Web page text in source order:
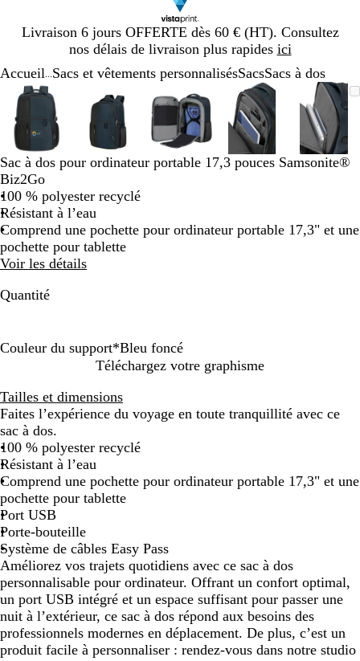
Livraison 6 jours OFFERTE dès 60 € (HT). Consultez
nos délais de livraison plus rapides ici
Diapositive
1
Accueil Sacs et vêtements personnalisésSacsSacs à dos
Image
zoomable
Zoom
minimum
Cliquez
pour
développer
Utilisez
touches
plus
et
moins
pour
zoomer
et
les
touches
fléchées
pour
zoomable
au
minimum
pour
développer
les
touches
plus
et
pour
zoomer
et
les
Image
zoomable
Zoom
au
minimum
Cliquez
pour
développer
Utilisez
les
touches
plus
et
et
Image
zoomable
Zoom
au
minimum
Cliquez
pour
développer
Utilisez
les
touches
plus
et
et
Image
Zoom
au
pour
les
plus
et
et
Diapositive
sur
Sac à dos pour ordinateur portable 17,3 pouces Samsonite®
Biz2Go
100 % polyester recyclé
Résistant à l’eau
Comprend une pochette pour ordinateur portable 17,3" et une
pochette pour tablette
Voir les détails
Quantité
Couleur du support*Bleu foncé
i
r
e
u
f
o
n
c
é
Téléchargez votre graphisme
Tailles et dimensions
Faites l’expérience du voyage en toute tranquillité avec ce
sac à dos.
100 % polyester recyclé
Résistant à l’eau
Comprend une pochette pour ordinateur portable 17,3" et une
pochette pour tablette
Port USB
Porte-bouteille
Système de câbles Easy Pass
Améliorez vos trajets quotidiens avec ce sac à dos
personnalisable pour ordinateur. Offrant un confort optimal,
un port USB intégré et un espace suffisant pour passer une
nuit à l’extérieur, ce sac à dos répond aux besoins des
professionnels modernes en déplacement. De plus, c’est un
produit facile à personnaliser : rendez-vous dans notre studio